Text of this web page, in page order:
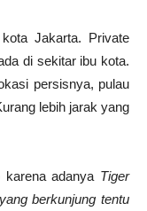
Jakarta. Private
di sekitar ibu kota.
persisnya, pulau
lebih jarak yang
karena adanya Tiger
berkunjung tentu